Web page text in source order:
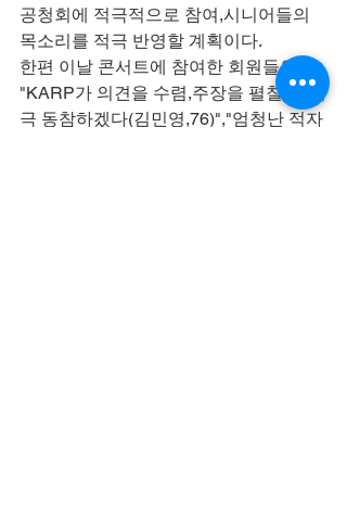
공청회에 적극적으로 참여,시니어들의
목소리를 적극 반영할 계획이다.
한편 이날 콘서트에 참여한 회원들은
"KARP가 의견을 수렴,주장을 펼칠 때 적
극 동참하겠다(김민영,76)","엄청난 적자